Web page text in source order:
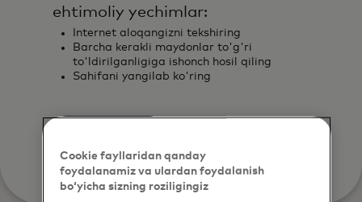
ehtimoliy yechimlar:
Internet aloqangizni tekshiring
Barcha kerakli maydonlar to'g'ri
to'ldirilganligiga ishonch hosil qiling
Sahifani yangilab ko'ring
Cookie fayllaridan qanday
foydalanamiz va ulardan foydalanish
bo‘yicha sizning roziligingiz